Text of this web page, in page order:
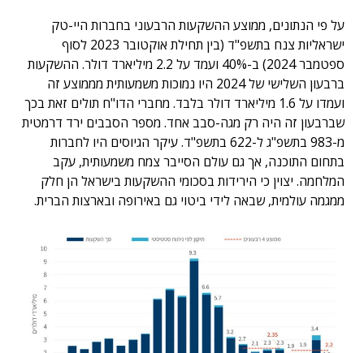
על פי הנתונים, ממוצע ההשקעות הרבעוני בחברות היי-טק
ישראליות צנח בתשפ"ד (בין תחילת אוקטובר 2023 לסוף
ספטמבר 2024) ב-40% ועמד על 2.2 מיליארד דולר. ההשקעות
ברבעון השלישי של 2024 היו נמוכות משמעותית מממוצע זה
ועמדו על 1.6 מיליארד דולר בלבד. מחברי הדו"ח תולים זאת בכך
שברבעון זה היה רק מגה-סבב אחד. מספר הסבבים ירד דרמטית
מ-983 בתשפ"ג ל-622 בתשפ"ד. עיקר הגיוסים היו לחברות
בתחום התוכנה, אך גם עולם הסייבר צמח משמעותית, עקב
המלחמה. יצוין כי הירידות בסכומי ההשקעות בישראל הן חלק
ממגמה עולמית, שבאה לידי ביטוי גם באירופה ובארצות הברית.